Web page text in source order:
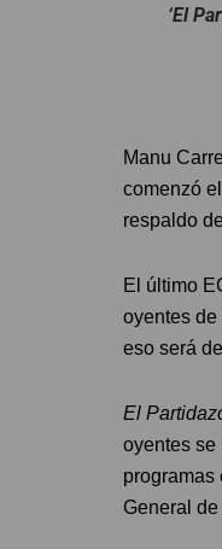
‘El
Manu
comenzó
respaldo
El último
oyentes
eso será
El
oyentes se
programas
General